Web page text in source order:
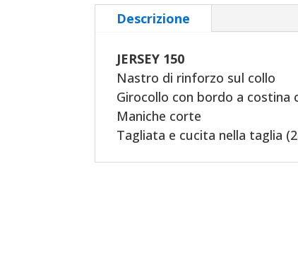
Descrizione
JERSEY 150
Nastro di rinforzo sul collo
Girocollo con bordo a costina
Maniche corte
Tagliata e cucita nella taglia